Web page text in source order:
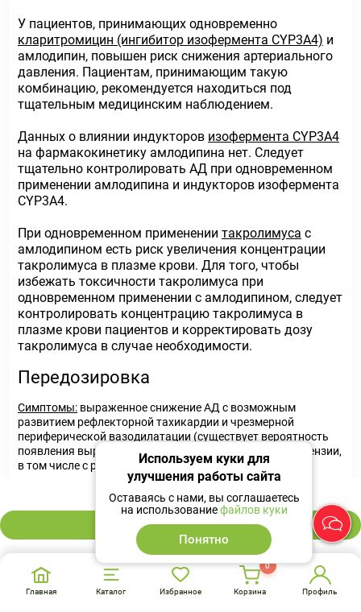
93 ₽
В корзину
У пациентов, принимающих одновременно
кларитромицин (ингибитор изофермента CYP3A4) и
амлодипин, повышен риск снижения артериального
давления. Пациентам, принимающим такую
комбинацию, рекомендуется находиться под
тщательным медицинским наблюдением.
Данных о влиянии индукторов изофермента CYP3A4
на фармакокинетику амлодипина нет. Следует
тщательно контролировать АД при одновременном
применении амлодипина и индукторов изофермента
CYP3A4.
При одновременном применении такролимуса с
амлодипином есть риск увеличения концентрации
такролимуса в плазме крови. Для того, чтобы
избежать токсичности такролимуса при
одновременном применении с амлодипином, следует
контролировать концентрацию такролимуса в
плазме крови пациентов и корректировать дозу
такролимуса в случае необходимости.
Передозировка
Симптомы: выраженное снижение АД с возможным
развитием рефлекторной тахикардии и чрезмерной
периферической вазодилатации (существует вероятность
появления выраженной и стойкой артериальной гипотензии,
в том числе с развитием шока и летального исхода).
промывание желудка, назначение
активированного угля (особенно в первые 2 ч после
передозировки), горизонтальное положение с низким
изголовьем, активное поддержание функции сердечно-
сосудистой системы, мониторинг показателей работы
сердца и легких, контроль объема циркулирующей крови и
диуреза. Для восстановления тонуса сосудов - применение
сосудосуживающих средств (при отсутствии
Главная Каталог Избранное Корзина
0
Профиль
Используем куки для
улучшения работы сайта
Оставаясь с нами, вы соглашаетесь
на использованиефайлов куки
Понятно